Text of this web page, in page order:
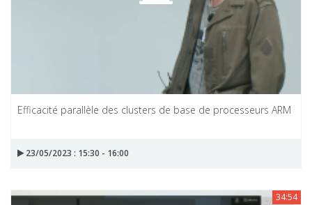
Efficacité parallèle des clusters de base de processeurs ARM
23/05/2023 : 15:30 - 16:00
34:54